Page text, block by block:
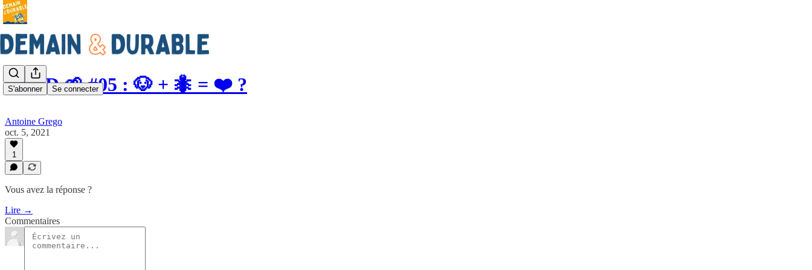
S'abonner Se connecter
LNDD 🌱 #05 : 🐶 + 🐜 = ❤️ ?
Antoine Grego
oct. 5, 2021
1
Vous avez la réponse ?
Lire →
Commentaires